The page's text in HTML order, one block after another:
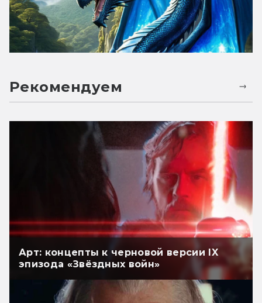
Рекомендуем
Арт: концепты к черновой версии IX
эпизода «Звёздных войн»